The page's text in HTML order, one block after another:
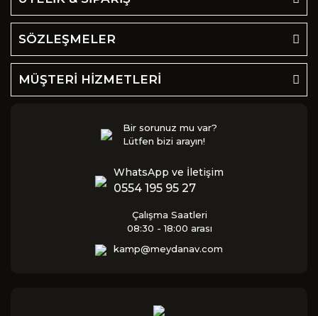
SÖZLEŞMELER
MÜŞTERİ HİZMETLERİ
Bir sorunuz mu var?
Lütfen bizi arayın!
WhatsApp ve İletişim
0554 195 95 27
Çalışma Saatleri
08:30 - 18:00 arası
kamp@meydanav.com